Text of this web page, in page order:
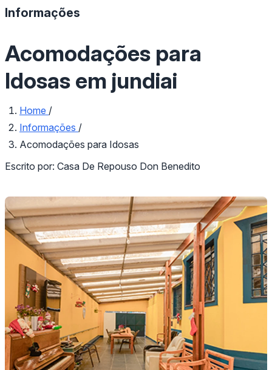
Informações
Acomodações para
Idosas em jundiai
Home /
Informações /
Acomodações para Idosas
Escrito por: Casa De Repouso Don Benedito